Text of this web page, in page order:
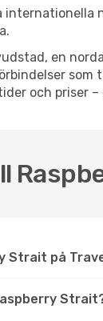
en
som
och priser
Strait på